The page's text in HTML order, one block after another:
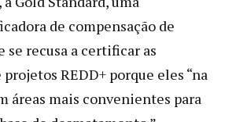
de compensação de
se recusa a certificar as
REDD+ porque eles “na
áreas mais convenientes para